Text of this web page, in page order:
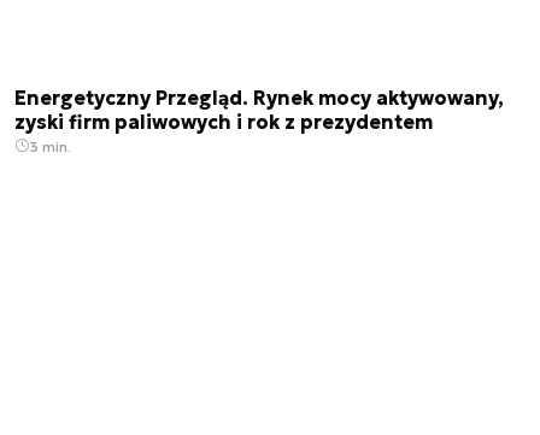
Energetyczny Przegląd. Rynek mocy aktywowany,
zyski firm paliwowych i rok z prezydentem
3 min.